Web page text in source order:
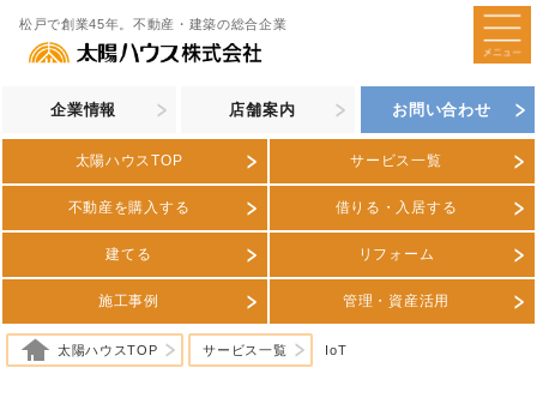
松戸で創業45年。不動産・建築の総合企業
企業情報 店舗案内 お問い合わせ
太陽ハウスTOP サービス一覧
不動産を購入する 借りる・入居する
建てる リフォーム
施工事例 管理・資産活用
太陽ハウスTOP サービス一覧 IoT